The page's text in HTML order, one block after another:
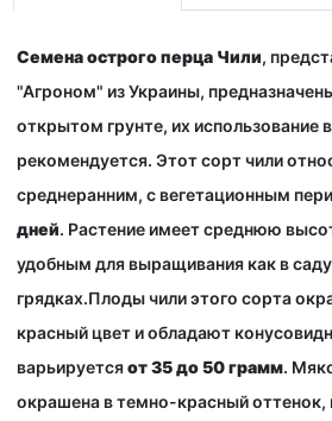
Семена острого перца Чили,
"Агроном" из Украины,
открытом грунте, их использование
рекомендуется. Этот сорт чили
среднеранним, с вегетационным
дней. Растение имеет среднюю
удобным для выращивания как в
грядках.Плоды чили этого сорта
красный цвет и обладают
варьируетсяот 35 до 50 грамм.
окрашена в темно-красный оттенок,